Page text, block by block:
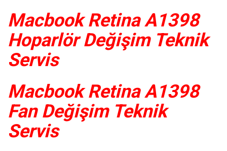
Macbook Retina A1398
Hoparlör Değişim Teknik
Servis
Macbook Retina A1398
Fan Değişim Teknik
Servis